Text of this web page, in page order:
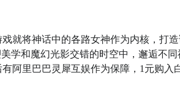
就将神话中的各路女神作为内核，打
学和魔幻光影交错的时空中，邂逅不同
阿里巴巴灵犀互娱作为保障，1元购入